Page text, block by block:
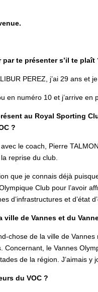
par te présenter s’il te plaît
PEREZ, j’ai 29 ans et
en numéro 10 et j’arrive
au Royal Sporting
?
le coach, Pierre
reprise du club.
que je connais déjà
Club pour l’avoir
d’infrastructures et d’état
ville de Vannes et du
chose de la ville de
Concernant, le Vannes
de la région. J’aimais
du VOC ?